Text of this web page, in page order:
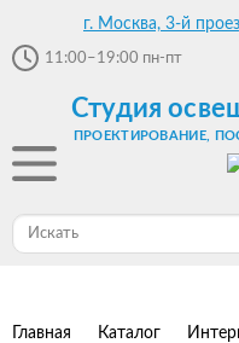
г. Москва, 3-й
11:00–19:00 пн-пт
Студия
ПРОЕКТИРОВАНИЕ,
Главная Каталог